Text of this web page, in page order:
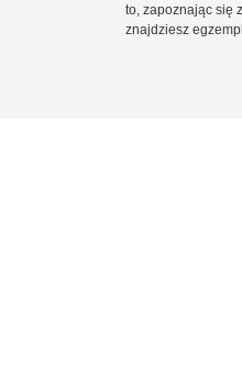
to, zapoznając się
znajdziesz